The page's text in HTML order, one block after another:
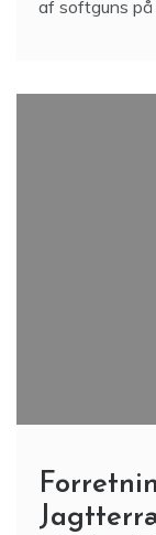
af softguns